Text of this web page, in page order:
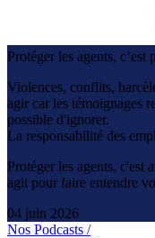
Protéger les agents,
Violences, conflits,
agir car les témoignages
possible d'ignorer.
La responsabilité des
Protéger les agents,
agit pour faire entendre
04 juin 2026
Nos Podcasts /